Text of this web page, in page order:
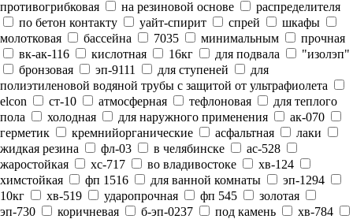
противогрибковая
на резиновой основе
распределителя
по бетон контакту
уайт-спирит спрей
шкафы
молотковая
бассейна 7035 минимальным
прочная
вк-ак-116
кислотная 16кг для подвала
"изолэп"
бронзовая
эп-9111 для ступеней
для
полиэтиленовой водяной трубы с защитой от ультрафиолета
elcon
ст-10 атмосферная тефлоновая
для теплого
пола
холодная для наружного применения
ак-070
герметик
кремнийорганические асфальтная
лаки
жидкая резина
фл-03 в челябинске
ас-528
жаростойкая
хс-717 во владивостоке
хв-124
химстойкая
фп 1516 для ванной комнаты
эп-1294
10кг
хв-519 ударопрочная фп 545
золотая
эп-730
коричневая б-эп-0237 под камень
хв-784